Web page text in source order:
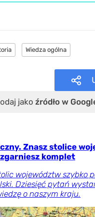
Wiedza ogólna
jako źródło w
Znasz stolice
komplet
województw szybko
Dziesięć pytań
o naszym kraju.